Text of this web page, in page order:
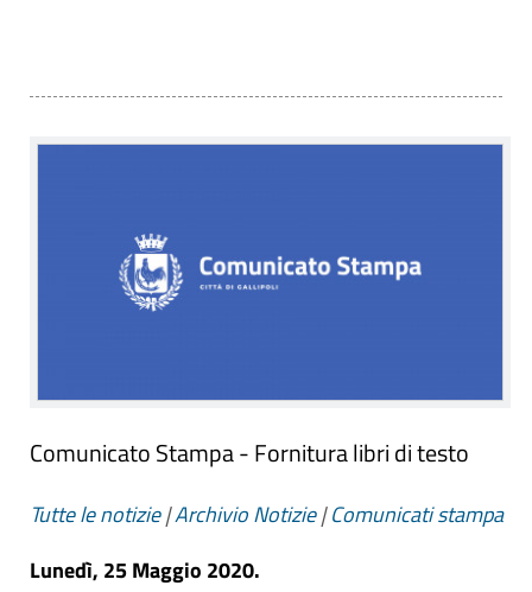
Comunicato Stampa - Fornitura libri di testo
Tutte le notizie|Archivio Notizie|Comunicati stampa
Lunedì, 25 Maggio 2020.